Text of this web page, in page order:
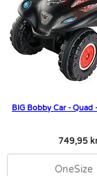
BIG Bobby Car - Quad
749,95
OneSize